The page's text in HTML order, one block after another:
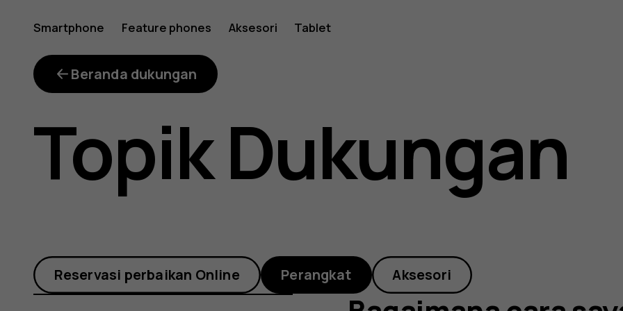
Bagaimana
cara
saya
menginstal
Smartphone Feature phones Aksesori Tablet
Beranda dukungan
Topik Dukungan
Reservasi perbaikan Online Perangkat Aksesori